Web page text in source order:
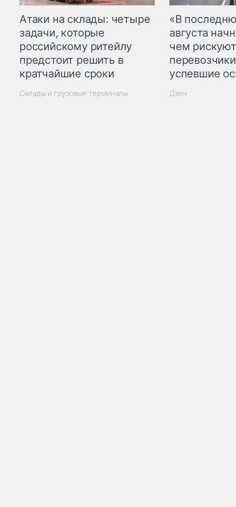
Атаки на склады: четыре
задачи, которые
российскому ритейлу
предстоит решить в
кратчайшие сроки
Склады и грузовые терминалы
«В
августа
чем рискуют
успевшие
Дзен